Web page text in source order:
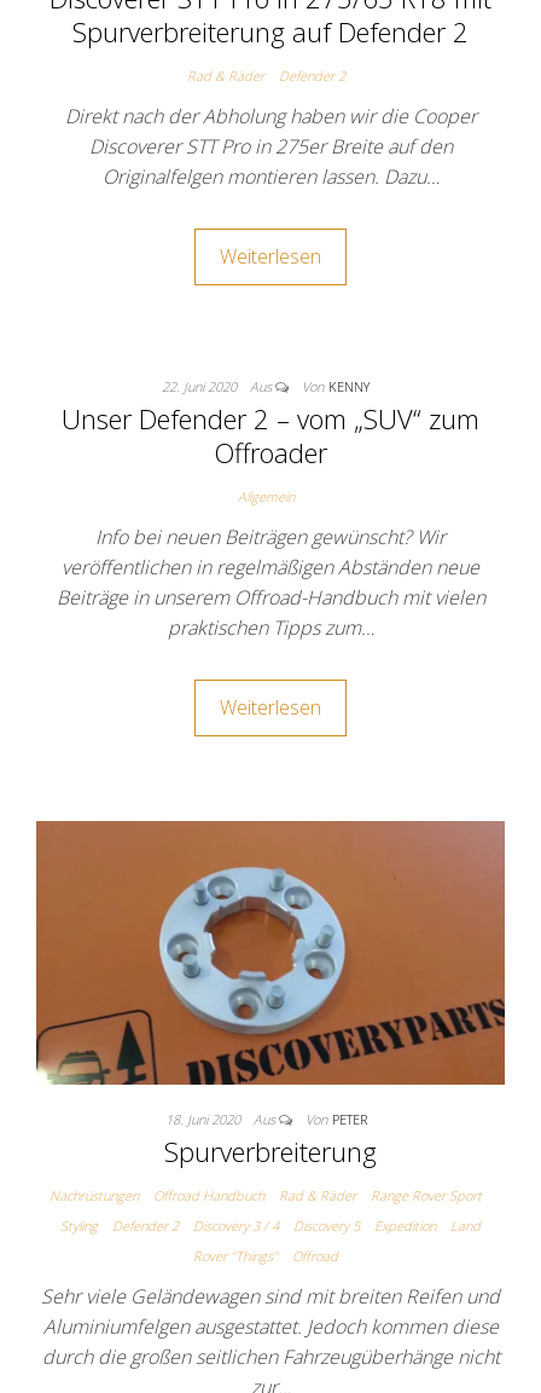
Spurverbreiterung auf Defender 2
Rad & Räder Defender 2
Direkt nach der Abholung haben wir die Cooper
Discoverer STT Pro in 275er Breite auf den
Originalfelgen montieren lassen. Dazu…
Weiterlesen
22. Juni 2020 Aus Von KENNY
Unser Defender 2 – vom „SUV“ zum
Offroader
Allgemein
Info bei neuen Beiträgen gewünscht? Wir
veröffentlichen in regelmäßigen Abständen neue
Beiträge in unserem Offroad-Handbuch mit vielen
praktischen Tipps zum…
Weiterlesen
18. Juni 2020 Aus Von PETER
Spurverbreiterung
Nachrüstungen Offroad Handbuch Rad & Räder
Range Rover Sport
Styling
Defender 2 Discovery 3 / 4 Discovery 5 Expedition
Land
Rover "Things"
Offroad
Sehr viele Geländewagen sind mit breiten Reifen und
Aluminiumfelgen ausgestattet. Jedoch kommen diese
durch die großen seitlichen Fahrzeugüberhänge nicht
zur…